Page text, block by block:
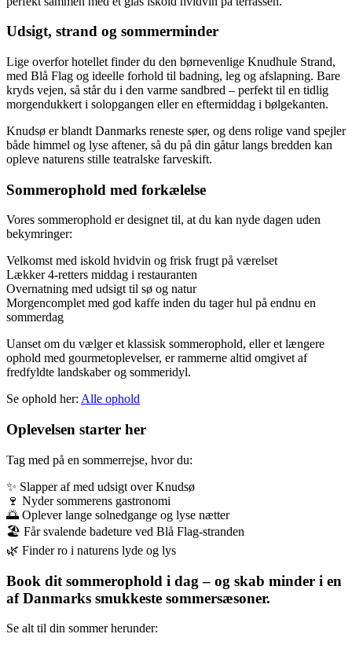
Udsigt, strand og sommerminder
Lige overfor hotellet finder du den børnevenlige Knudhule Strand,
med Blå Flag og ideelle forhold til badning, leg og afslapning. Bare
kryds vejen, så står du i den varme sandbred – perfekt til en tidlig
morgendukkert i solopgangen eller en eftermiddag i bølgekanten.
Knudsø er blandt Danmarks reneste søer, og dens rolige vand spejler
både himmel og lyse aftener, så du på din gåtur langs bredden kan
opleve naturens stille teatralske farveskift.
Sommerophold med forkælelse
Vores sommerophold er designet til, at du kan nyde dagen uden
bekymringer:
Velkomst med iskold hvidvin og frisk frugt på værelset
Lækker 4-retters middag i restauranten
Overnatning med udsigt til sø og natur
Morgencomplet med god kaffe inden du tager hul på endnu en
sommerdag
Uanset om du vælger et klassisk sommerophold, eller et længere
ophold med gourmetoplevelser, er rammerne altid omgivet af
fredfyldte landskaber og sommeridyl.
Se ophold her: Alle ophold
Oplevelsen starter her
Tag med på en sommerrejse, hvor du:
✨ Slapper af med udsigt over Knudsø
🍷 Nyder sommerens gastronomi
🌅 Oplever lange solnedgange og lyse nætter
🏖️ Får svalende badeture ved Blå Flag-stranden
🌿 Finder ro i naturens lyde og lys
Book dit sommerophold i dag – og skab minder i en
af Danmarks smukkeste sommersæsoner.
Se alt til din sommer herunder: